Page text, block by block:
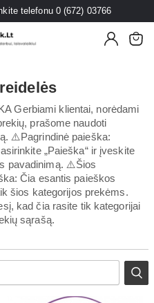
telefonu 0 (672) 03766
Gerbiami klientai, norėdami
prašome naudoti
⚠️Pagrindinė paieška:
„Paieška“ ir įveskite
pavadinimą. ⚠️Šios
Čia esantis paieškos
šios kategorijos prekėms.
kad čia rasite tik kategorijai
sąrašą.